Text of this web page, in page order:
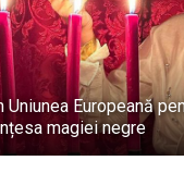
Uniunea Europeană
magiei negre